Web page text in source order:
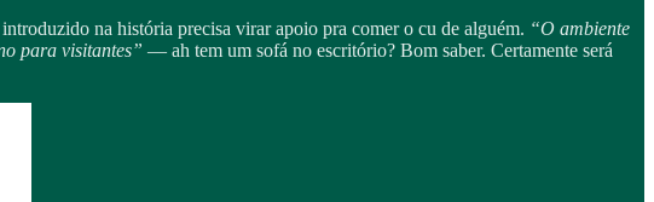
na história precisa virar apoio pra comer o cu de alguém. “O ambiente
para visitantes” — ah tem um sofá no escritório? Bom saber. Certamente será